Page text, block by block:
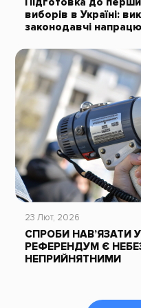
виборів в Україні:
законодавчі
23 Лют, 2026
СПРОБИ НАВ’ЯЗАТИ
РЕФЕРЕНДУМ Є
НЕПРИЙНЯТНИМИ